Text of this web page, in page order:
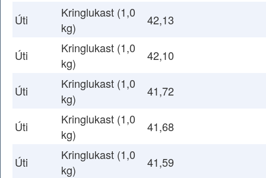
Úti
Kringlukast (1,0
kg)
42,13
Úti
Kringlukast (1,0
kg)
42,10
Úti
Kringlukast (1,0
kg)
41,72
Úti
Kringlukast (1,0
kg)
41,68
Úti
Kringlukast (1,0
kg)
41,59